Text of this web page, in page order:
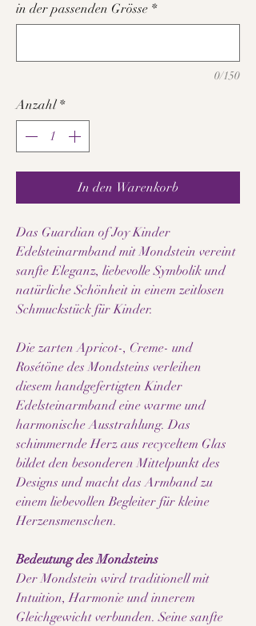
in der passenden Grösse *
0/150
Anzahl *
In den Warenkorb
Das Guardian of Joy Kinder
Edelsteinarmband mit Mondstein vereint
sanfte Eleganz, liebevolle Symbolik und
natürliche Schönheit in einem zeitlosen
Schmuckstück für Kinder.
Die zarten Apricot-, Creme- und
Rosétöne des Mondsteins verleihen
diesem handgefertigten Kinder
Edelsteinarmband eine warme und
harmonische Ausstrahlung. Das
schimmernde Herz aus recyceltem Glas
bildet den besonderen Mittelpunkt des
Designs und macht das Armband zu
einem liebevollen Begleiter für kleine
Herzensmenschen.
Bedeutung des Mondsteins
Der Mondstein wird traditionell mit
Intuition, Harmonie und innerem
Gleichgewicht verbunden. Seine sanfte